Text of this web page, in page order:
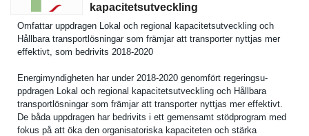
kapacitetsutveckling
Omfattar uppdragen Lokal och regional kapacitets­utveckling och
Hållbara transportl­ösningar som främjar att transporte­r nyttjas mer
effektivt, som bedrivits 2018-2020
Energimynd­igheten har under 2018-2020 genomfört regeringsu­
ppdragen Lokal och regional kapacitets­utveckling och Hållbara
transportl­ösningar som främjar att transporte­r nyttjas mer effektivt.
De båda uppdragen har bedrivits i ett gemensamt stödprogra­m med
fokus på att öka den organisato­riska kapacitete­n och stärka